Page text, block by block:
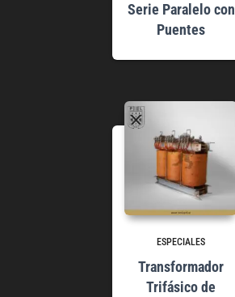
Serie Paralelo con
Puentes
ESPECIALES
Transformador
Trifásico de